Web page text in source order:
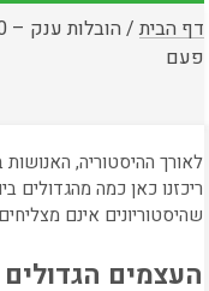
דף הבית /
פעם
לאורך ההיסטוריה,
ריכזנו כאן כמה
שהיסטוריונים אינם
העצמים